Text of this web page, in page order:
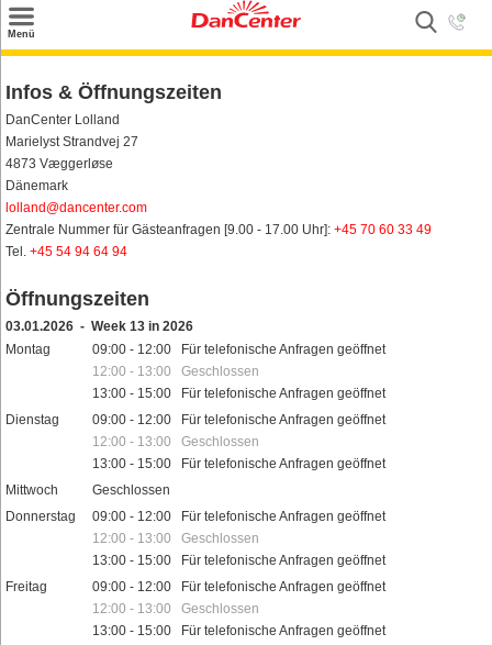
Menü
Weitere Urlaubsziele
Angebote
Inspiration
Gut zu wissen
Infos & Öffnungszeiten
DanCenter Lolland
Marielyst Strandvej 27
4873 Væggerløse
Dänemark
lolland@dancenter.com
Zentrale Nummer für Gästeanfragen [9.00 - 17.00 Uhr]: +45 70 60 33 49
Tel. +45 54 94 64 94
Öffnungszeiten
03.01.2026 - Week 13 in 2026
Montag
09:00 - 12:00 Für telefonische Anfragen geöffnet
12:00 - 13:00 Geschlossen
13:00 - 15:00 Für telefonische Anfragen geöffnet
Dienstag
09:00 - 12:00 Für telefonische Anfragen geöffnet
12:00 - 13:00 Geschlossen
13:00 - 15:00 Für telefonische Anfragen geöffnet
Mittwoch
Geschlossen
Donnerstag
09:00 - 12:00 Für telefonische Anfragen geöffnet
12:00 - 13:00 Geschlossen
13:00 - 15:00 Für telefonische Anfragen geöffnet
Freitag
09:00 - 12:00 Für telefonische Anfragen geöffnet
12:00 - 13:00 Geschlossen
13:00 - 15:00 Für telefonische Anfragen geöffnet